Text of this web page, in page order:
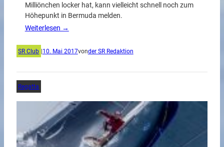
Milliönchen locker hat, kann vielleicht schnell noch zum
Höhepunkt in Bermuda melden.
Weiterlesen →
SR Club |10. Mai 2017vonder SR Redaktion
Regatta